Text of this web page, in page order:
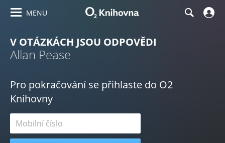
MENU
V OTÁZKÁCH JSOU ODPOVĚDI
Allan Pease
Pro pokračování se přihlaste do O2
Knihovny